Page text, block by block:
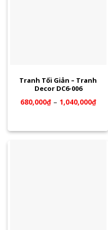
Tranh Tối Giản – Tranh
Decor DC6-006
680,000₫– 1,040,000₫